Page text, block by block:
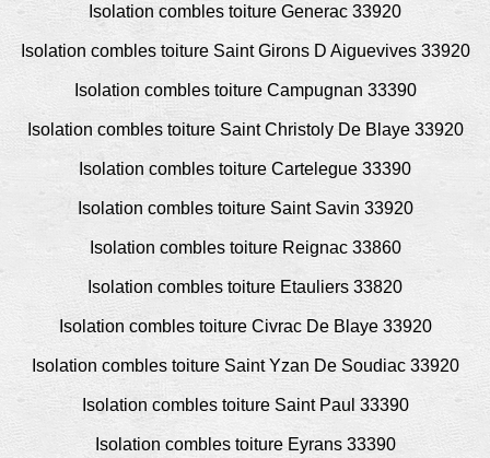
Isolation combles toiture Generac 33920
Isolation combles toiture Saint Girons D Aiguevives 33920
Isolation combles toiture Campugnan 33390
Isolation combles toiture Saint Christoly De Blaye 33920
Isolation combles toiture Cartelegue 33390
Isolation combles toiture Saint Savin 33920
Isolation combles toiture Reignac 33860
Isolation combles toiture Etauliers 33820
Isolation combles toiture Civrac De Blaye 33920
Isolation combles toiture Saint Yzan De Soudiac 33920
Isolation combles toiture Saint Paul 33390
Isolation combles toiture Eyrans 33390